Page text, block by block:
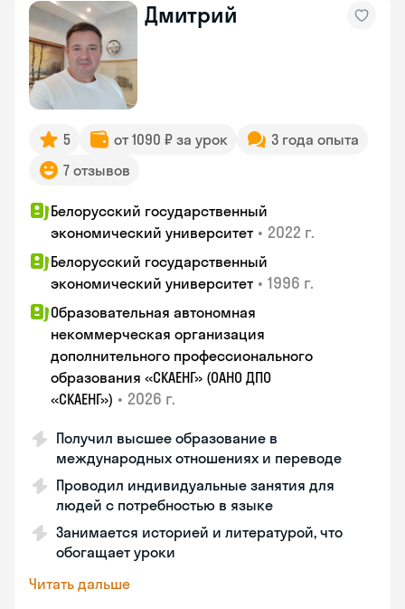
Дмитрий
5 от 1090 ₽ за урок
3 года опыта
7 отзывов
Белорусский государственный
экономический университет • 2022 г.
Белорусский государственный
экономический университет • 1996 г.
Образовательная автономная
некоммерческая организация
дополнительного профессионального
образования «СКАЕНГ» (ОАНО ДПО
«СКАЕНГ») • 2026 г.
Получил высшее образование в
международных отношениях и переводе
Проводил индивидуальные занятия для
людей с потребностью в языке
Занимается историей и литературой, что
обогащает уроки
Читать дальше